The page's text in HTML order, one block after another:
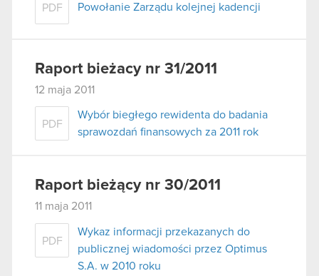
PDF Powołanie Zarządu kolejnej kadencji
Raport bieżacy nr 31/2011
12 maja 2011
PDF
Wybór biegłego rewidenta do badania
sprawozdań finansowych za 2011 rok
Raport bieżący nr 30/2011
11 maja 2011
PDF
Wykaz informacji przekazanych do
publicznej wiadomości przez Optimus
S.A. w 2010 roku